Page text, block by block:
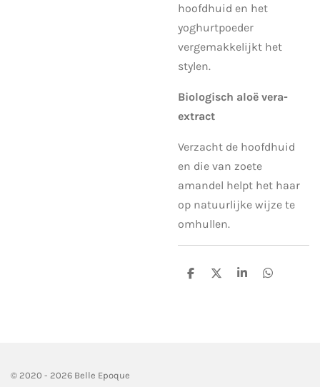
hoofdhuid en het
yoghurtpoeder
vergemakkelijkt het
stylen.
Biologisch aloë vera-
extract
Verzacht de hoofdhuid
en die van zoete
amandel helpt het haar
op natuurlijke wijze te
omhullen.
D
D
S
D
© 2020 - 2026 Belle Epoque